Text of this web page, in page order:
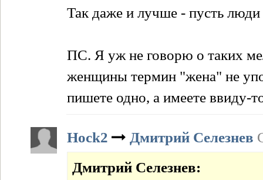
Так даже и лучше - пусть
ПС. Я уж не говорю о таких
женщины термин "жена" не
пишете одно, а имеете ввиду-
Hock2 Дмитрий Селезнев
Дмитрий Селезнев: